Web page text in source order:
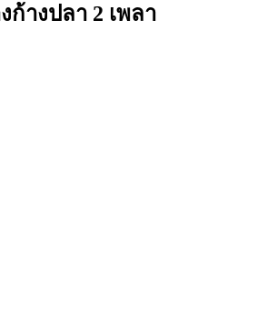
ก้างปลา 2 เพลา